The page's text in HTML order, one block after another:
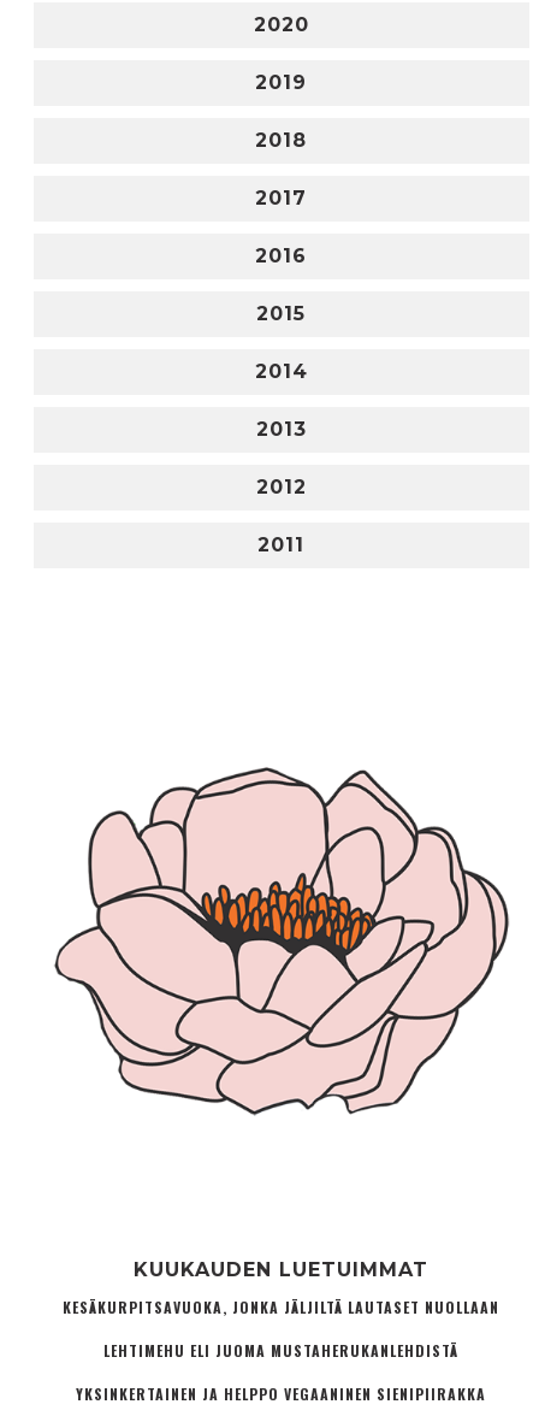
2020
2019
2018
2017
2016
2015
2014
2013
2012
2011
KUUKAUDEN LUETUIMMAT
KESÄKURPITSAVUOKA, JONKA JÄLJILTÄ LAUTASET NUOLLAAN
LEHTIMEHU ELI JUOMA MUSTAHERUKANLEHDISTÄ
YKSINKERTAINEN JA HELPPO VEGAANINEN SIENIPIIRAKKA